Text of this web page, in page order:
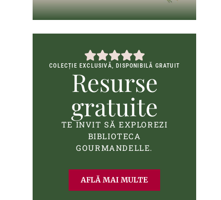
COLECȚIE EXCLUSIVĂ, DISPONIBILĂ GRATUIT
Resurse
gratuite
TE INVIT SĂ EXPLOREZI
BIBLIOTECA
GOURMANDELLE.
AFLĂ MAI MULTE